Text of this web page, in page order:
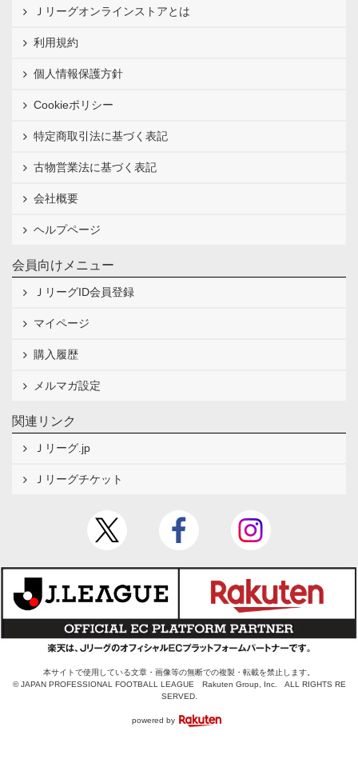
Ｊリーグオンラインストアとは
利用規約
個人情報保護方針
Cookieポリシー
特定商取引法に基づく表記
古物営業法に基づく表記
会社概要
ヘルプページ
会員向けメニュー
ＪリーグID会員登録
マイページ
購入履歴
メルマガ設定
関連リンク
Ｊリーグ.jp
Ｊリーグチケット
本サイトで使用している文章・画像等の無断での複製・転載を禁止します。
© JAPAN PROFESSIONAL FOOTBALL LEAGUE Rakuten Group, Inc. ALL RIGHTS RE
SERVED.
powered by